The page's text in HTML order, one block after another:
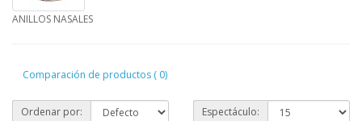
ANILLOS NASALES
Comparación de productos ( 0)
Ordenar por: Espectáculo: